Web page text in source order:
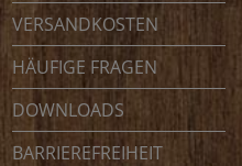
VERSANDKOSTEN
HÄUFIGE FRAGEN
DOWNLOADS
BARRIEREFREIHEIT